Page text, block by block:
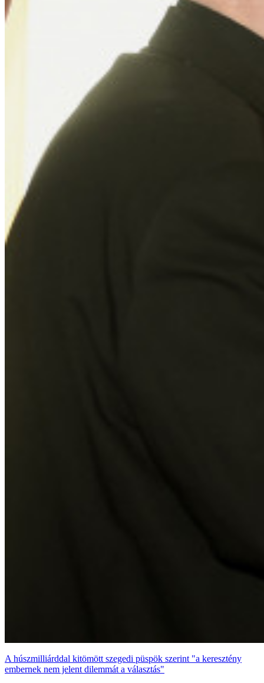
A húszmilliárddal kitömött szegedi püspök szerint "a keresztény
embernek nem jelent dilemmát a választás"